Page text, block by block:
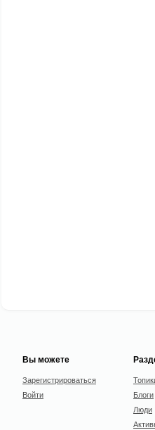
Вы можете
Зарегистрироваться
Войти
Блоги
Люди